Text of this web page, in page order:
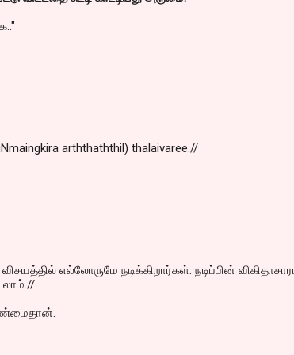
arththaththil) thalaivaree.//
எல்லோருமே நடிக்கிறார்கள். நடிப்பின்